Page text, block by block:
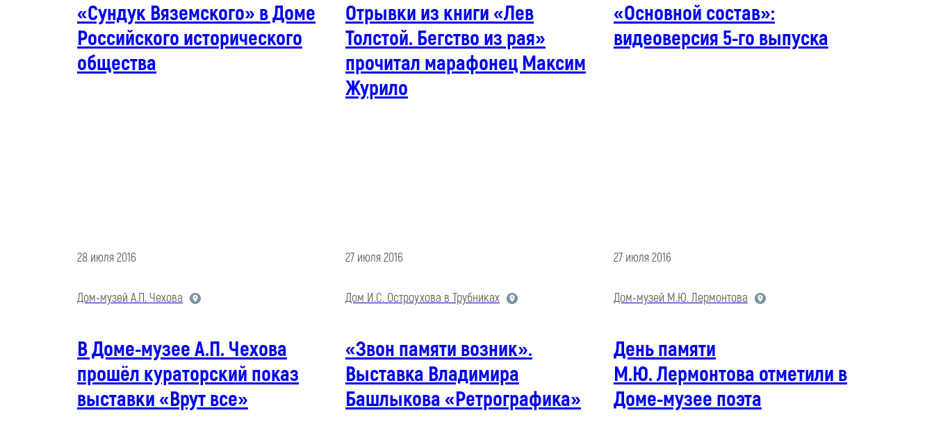
«Сундук Вяземского» в Доме
Российского исторического
общества
Отрывки из книги «Лев
Толстой. Бегство из рая»
прочитал марафонец Максим
Журило
«Основной состав»:
видеоверсия 5-го выпуска
28 июля 2016
Дом-музей А.П. Чехова
В Доме-музее А.П. Чехова
прошёл кураторский показ
выставки «Врут все»
27 июля 2016
Дом И.С. Остроухова в Трубниках
«Звон памяти возник».
Выставка Владимира
Башлыкова «Ретрографика»
27 июля 2016
Дом-музей М.Ю. Лермонтова
День памяти
М.Ю. Лермонтова отметили в
Доме-музее поэта